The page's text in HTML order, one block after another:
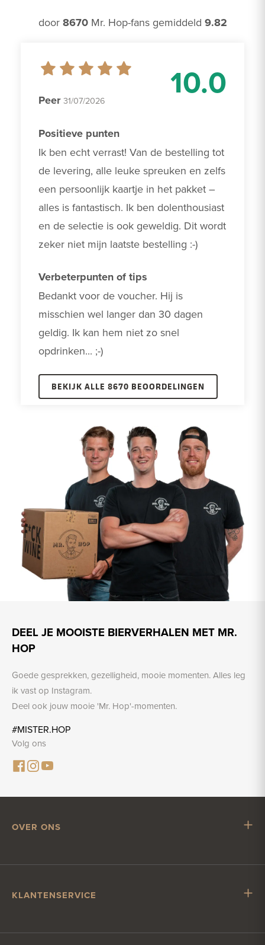
door 8670Mr. Hop-fans gemiddeld 9.82
10.0
Peer 31/07/2026
Positieve punten
Ik ben echt verrast! Van de bestelling tot
de levering, alle leuke spreuken en zelfs
een persoonlijk kaartje in het pakket –
alles is fantastisch. Ik ben dolenthousiast
en de selectie is ook geweldig. Dit wordt
zeker niet mijn laatste bestelling :-)
Verbeterpunten of tips
Bedankt voor de voucher. Hij is
misschien wel langer dan 30 dagen
geldig. Ik kan hem niet zo snel
opdrinken... ;-)
BEKIJK ALLE 8670 BEOORDELINGEN
DEEL JE MOOISTE BIERVERHALEN MET MR.
HOP
Goede gesprekken, gezelligheid, mooie momenten. Alles leg
ik vast op Instagram.
Deel ook jouw mooie 'Mr. Hop'-momenten.
#MISTER.HOP
Volg ons
OVER ONS
Vacatures
KLANTENSERVICE